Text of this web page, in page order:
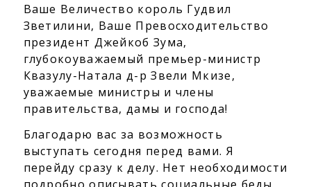
Ваше Величество король Гудвил
Зветилини, Ваше Превосходительство
президент Джейкоб Зума,
глубокоуважаемый премьер-министр
Квазулу-Натала д-р Звели Мкизе,
уважаемые министры и члены
правительства, дамы и господа!
Благодарю вас за возможность
выступать сегодня перед вами. Я
перейду сразу к делу. Нет необходимости